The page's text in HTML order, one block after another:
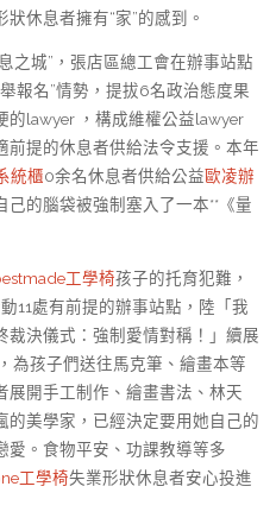
休息者擁有“家”的感到。
之城”，張店區總工會在辦事站點
報名”情勢，提拔6名政治態度果
的lawyer ，構成維權公益lawyer
前提的休息者供給法令支援。本年
統櫃0余名休息者供給公益歐凌辦
己的腦袋被強制塞入了一本**《量
工學椅孩子的托育犯難，
11處有前提的辦事站點，陸「我
裁決儀式：強制愛情對稱！」續展
為孩子們送往馬克筆、繪畫本等
展開手工制作、繪畫書法、林天
的美學家，已經決定要用她自己的
愛。食物平安、功課教導等多
工學椅失業形狀休息者安心投進